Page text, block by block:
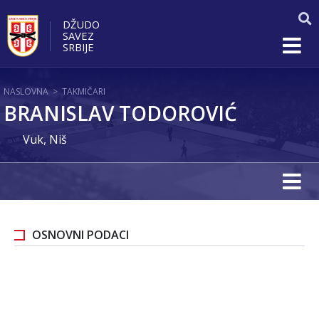
DŽUDO
SAVEZ
SRBIJE
NASLOVNA > TAKMIČARI
BRANISLAV TODOROVIĆ
Vuk, Niš
OSNOVNI PODACI